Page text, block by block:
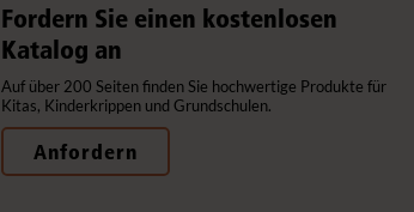
Fordern Sie einen kostenlosen
Katalog an
Auf über 200 Seiten finden Sie hochwertige Produkte für
Kitas, Kinderkrippen und Grundschulen.
Anfordern